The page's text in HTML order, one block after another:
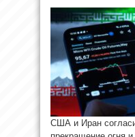
США и Иран